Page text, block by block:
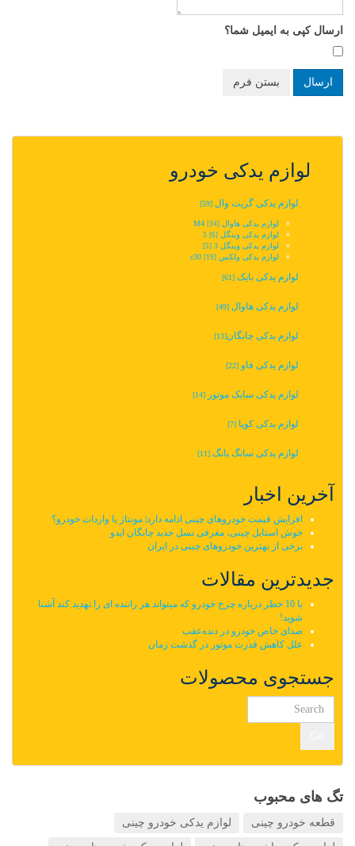
ارسال کپی به ایمیل شما؟
ارسال بستن فرم
لوازم یدکی خودرو
لوازم یدکی گریت وال [59]
لوازم یدکی هاوال M4 [34]
لوازم یدکی وینگل 5‬‎ [6]
لوازم یدکی وینگل 3 [5]
لوازم یدکی ولکس c30 [19]
لوازم یدکی بایک [61]
لوازم یدکی هاوال [49]
لوازم یدکی چانگان‬‎[13]
لوازم یدکی فاو [22]
لوازم یدکی سایک موتور [14]
لوازم یدکی کوپا [7]
لوازم یدکی سانگ یانگ [11]
آخرین اخبار
افزایش قیمت خودروهای چینی ادامه دارد| مونتاژ یا واردات خودرو؟
خوش استایل چینی، معرفی نسل جدید چانگان ایدو
برخی از بهترین خودروهای چینی در ایران
جدیدترین مقالات
با 10 خطر درباره چرخ خودرو که میتواند هر راننده ای را تهدید کند آشنا
شوید!
صدای خاص خودرو در دنده‌عقب
علل کاهش قدرت موتور در گذشت زمان
جستجوی محصولات
تگ های محبوب
قطعه خودرو چینی لوازم یدکی خودرو چینی